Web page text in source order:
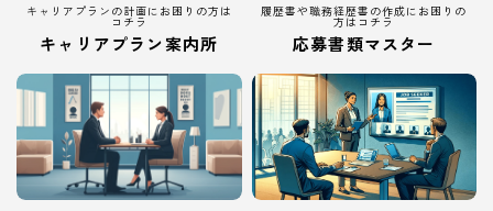
キャリアプランの計画にお困りの方は
コチラ
キャリアプラン案内所
履歴書や職務経歴書の作成にお困りの
方はコチラ
応募書類マスター